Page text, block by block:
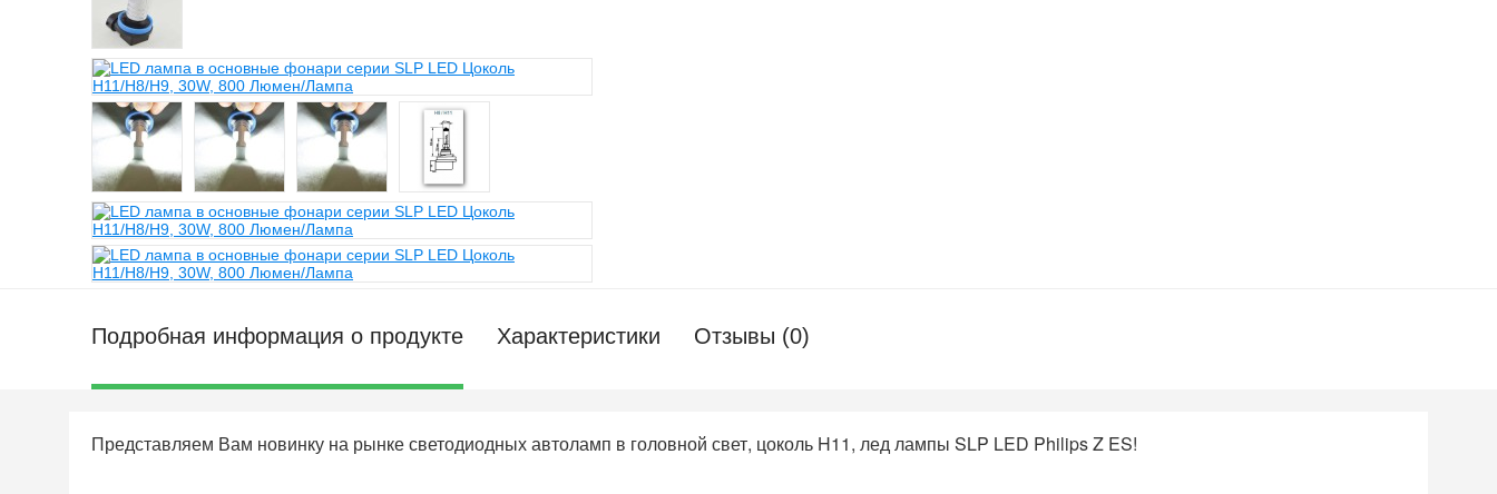
Подробная информация о продукте Характеристики Отзывы (0)
Представляем Вам новинку на рынке светодиодных автоламп в головной свет, цоколь H11, лед лампы SLP LED Philips Z ES!